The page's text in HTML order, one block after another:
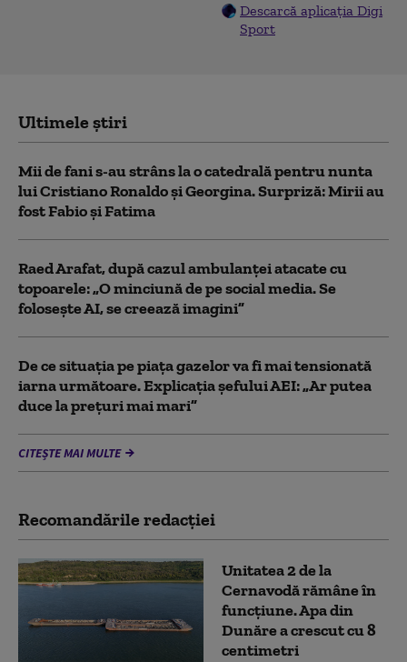
Descarcă aplicația Digi
Sport
Ultimele știri
Mii de fani s-au strâns la o catedrală pentru nunta
lui Cristiano Ronaldo şi Georgina. Surpriză: Mirii au
fost Fabio şi Fatima
Raed Arafat, după cazul ambulanței atacate cu
topoarele: „O minciună de pe social media. Se
folosește AI, se creează imagini”
De ce situaţia pe piaţa gazelor va fi mai tensionată
iarna următoare. Explicația șefului AEI: „Ar putea
duce la preţuri mai mari”
CITEȘTE MAI MULTE
Recomandările redacţiei
Unitatea 2 de la
Cernavodă rămâne în
funcțiune. Apa din
Dunăre a crescut cu 8
centimetri